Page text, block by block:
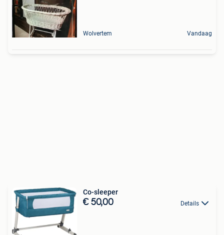
Wolvertem Vandaag
Co-sleeper
€ 50,00 Details